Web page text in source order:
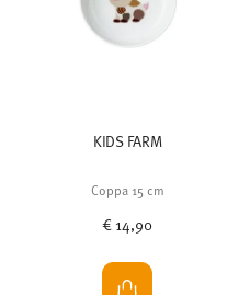
KIDS FARM
Coppa 15 cm
€ 14,90